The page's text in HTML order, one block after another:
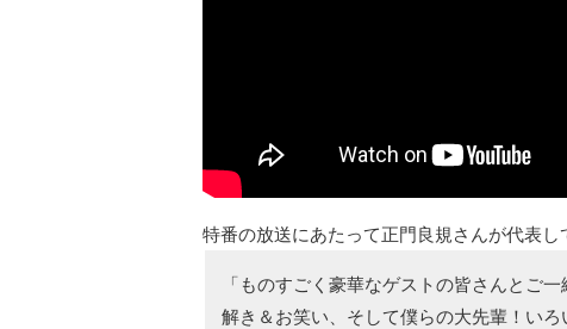
特番の放送にあたって正門良規さんが代表し
「ものすごく豪華なゲストの皆さんとご
解き＆お笑い、そして僕らの大先輩！い